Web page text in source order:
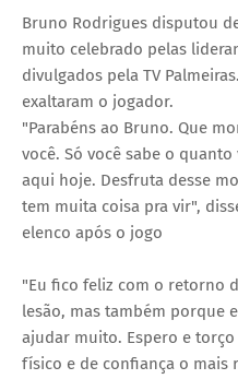
Bruno Rodrigues disputou
muito celebrado pelas
divulgados pela TV
exaltaram o jogador.
"Parabéns ao Bruno. Que
você. Só você sabe o
aqui hoje. Desfruta desse
tem muita coisa pra vir",
elenco após o jogo
"Eu fico feliz com o retorno
lesão, mas também porque
ajudar muito. Espero e
físico e de confiança o mais